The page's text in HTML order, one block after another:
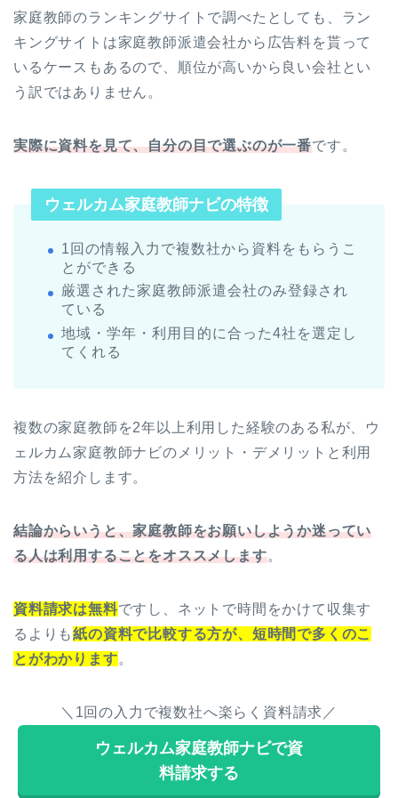
家庭教師のランキングサイトで調べたとしても、ラン
キングサイトは家庭教師派遣会社から広告料を貰って
いるケースもあるので、順位が高いから良い会社とい
う訳ではありません。
実際に資料を見て、自分の目で選ぶのが一番です。
ウェルカム家庭教師ナビの特徴
1回の情報入力で複数社から資料をもらうこ
とができる
厳選された家庭教師派遣会社のみ登録され
ている
地域・学年・利用目的に合った4社を選定し
てくれる
複数の家庭教師を2年以上利用した経験のある私が、ウ
ェルカム家庭教師ナビのメリット・デメリットと利用
方法を紹介します。
結論からいうと、家庭教師をお願いしようか迷ってい
る人は利用することをオススメします。
資料請求は無料ですし、ネットで時間をかけて収集す
るよりも紙の資料で比較する方が、短時間で多くのこ
とがわかります。
＼1回の入力で複数社へ楽らく資料請求／
ウェルカム家庭教師ナビで資
料請求する